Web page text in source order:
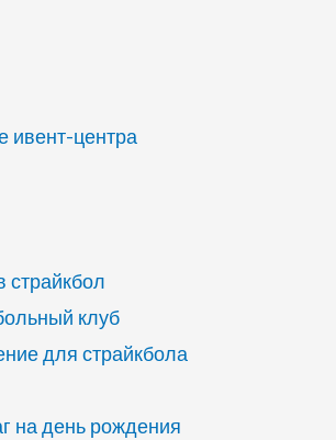
ивент-центра
страйкбол
клуб
для страйкбола
на день рождения